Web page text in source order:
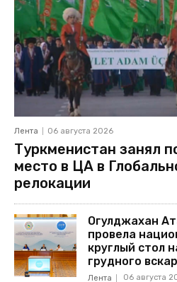
Лента 06 августа 2026
Туркменистан занял
место в ЦА в
релокации
Огулджахан
провела
круглый стол
грудного
Лента 06 августа